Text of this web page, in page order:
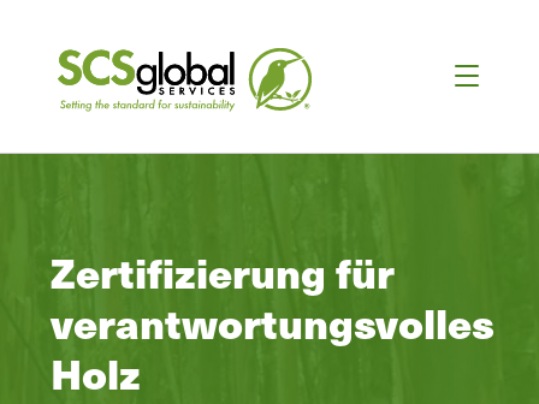
Zertifizierung für
verantwortungsvolles
Holz